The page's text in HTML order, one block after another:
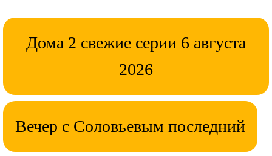
Дома 2 свежие серии 6 августа
2026
Вечер с Соловьевым последний